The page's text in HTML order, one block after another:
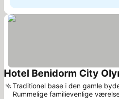
Hotel Benidorm City
Traditionel base i den gamle
Rummelige familievenlige